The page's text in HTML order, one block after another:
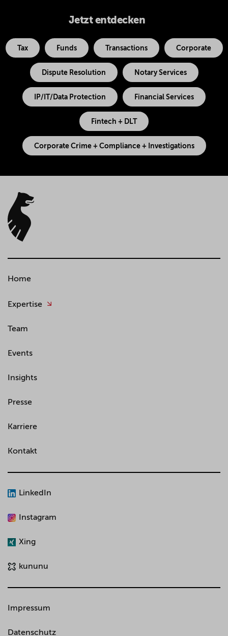
Jetzt entdecken
Tax Funds Transactions Corporate
Dispute Resolution Notary Services
IP/IT/Data Protection Financial Services
Fintech + DLT
Corporate Crime + Compliance + Investigations
Home
Expertise
Team
Events
Insights
Presse
Karriere
Kontakt
LinkedIn
Instagram
Xing
kununu
Impressum
Datenschutz